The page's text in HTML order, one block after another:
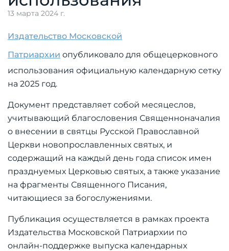
13 марта 2024 г.
Издательство Московской
Патриархии опубликовало для общецерковного
использования официальную календарную сетку
на 2025 год.
Документ представляет собой месяцеслов,
учитывающий благословения Священноначалия
о внесении в святцы Русской Православной
Церкви новопрославленных святых, и
содержащий на каждый день года список имен
празднуемых Церковью святых, а также указание
на фрагменты Священного Писания,
читающиеся за богослужениями.
Публикация осуществляется в рамках проекта
Издательства Московской Патриархии по
онлайн-поддержке выпуска календарных